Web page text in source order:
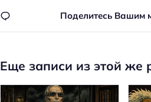
Поделитесь Вашим
Еще записи из этой же